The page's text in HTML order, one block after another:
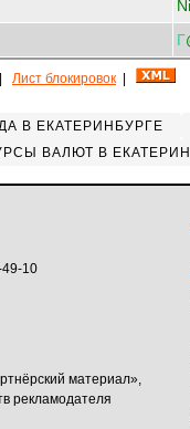
Ni
Г
Лист блокировок
В ЕКАТЕРИНБУРГЕ
ВАЛЮТ В
49-10
материал»,
рекламодателя